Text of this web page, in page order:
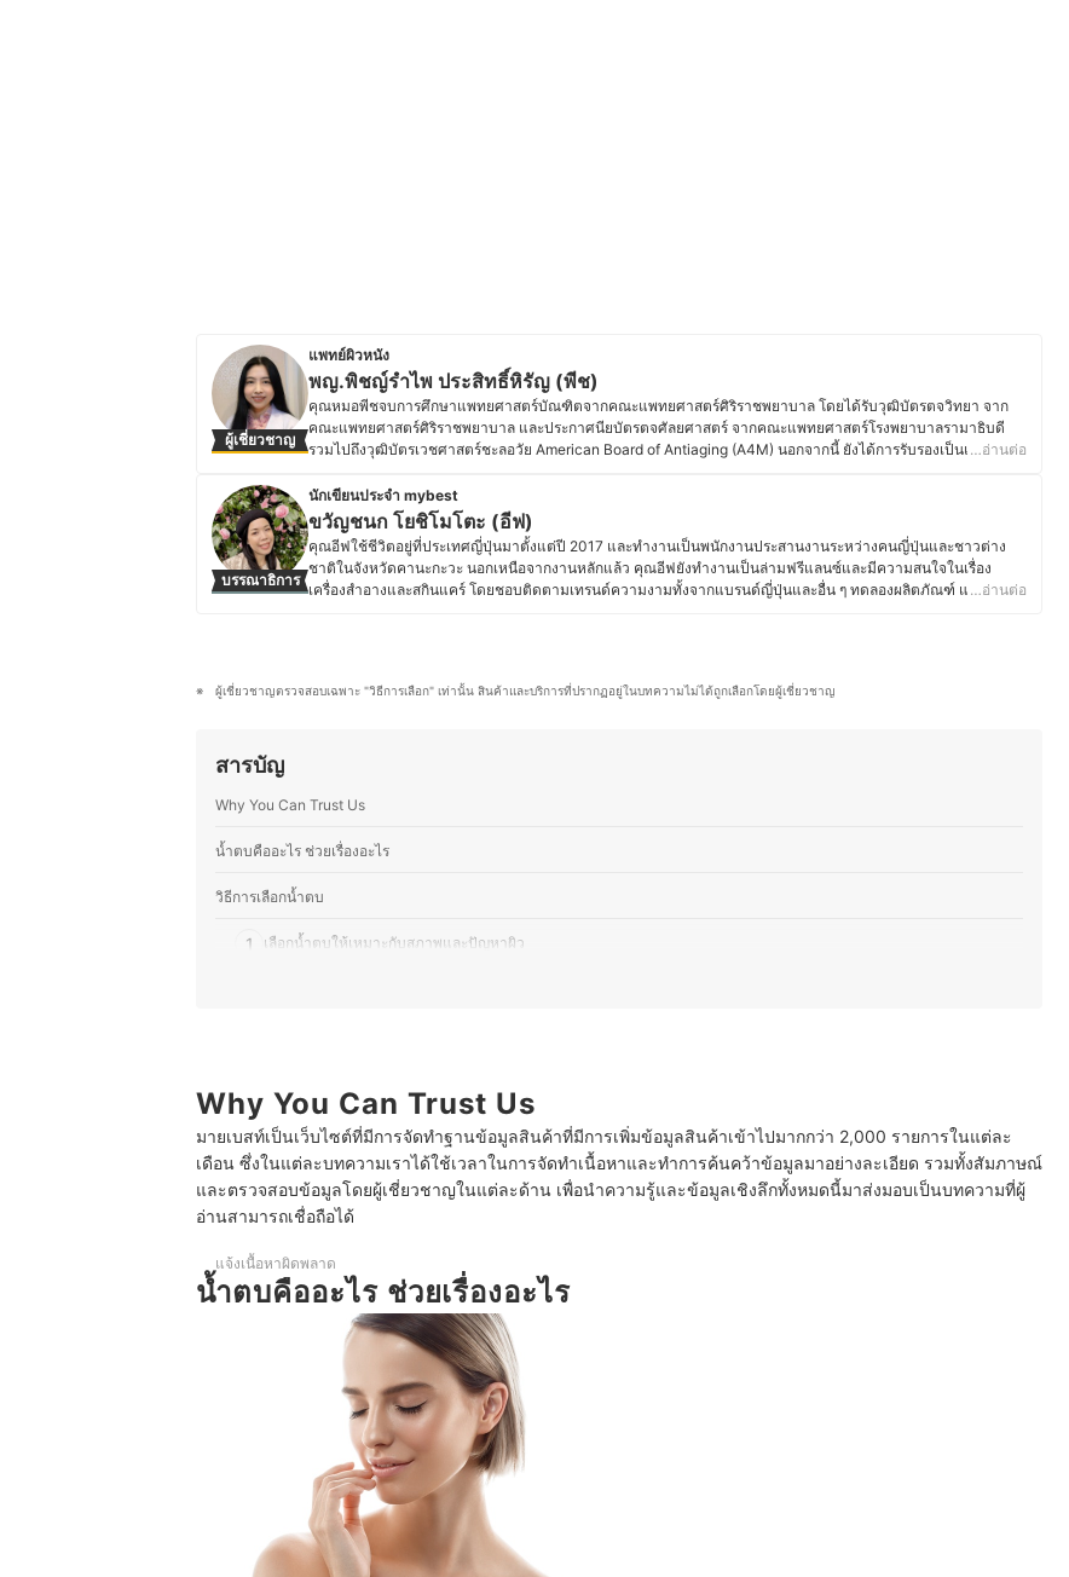
ผู้เชี่ยวชาญ
แพทย์ผิวหนัง
พญ.พิชญ์รำไพ ประสิทธิ์หิรัญ (พีช)
คุณหมอพีชจบการศึกษาแพทยศาสตร์บัณฑิตจากคณะแพทยศาสตร์ศิริราชพยาบาล โดยได้รับวุฒิบัตรตจวิทยา จาก
คณะแพทยศาสตร์ศิริราชพยาบาล และประกาศนียบัตรตจศัลยศาสตร์ จากคณะแพทยศาสตร์โรงพยาบาลรามาธิบดี
รวมไปถึงวุฒิบัตรเวชศาสตร์ชะลอวัย American Board of Antiaging (A4M) นอกจากนี้ ยังได้การรับรองเป็นแพทย์ผู้
และสารเติมเต็มต่าง ๆ ที่ผ่านการรับรองของ FDA อีกด้วย ปัจจุบันคุณหมอพีชทำงานในโรงพยาบาลรัฐบาลและเอกชน
โดยคอยให้คำปรึกษาทั้งโรคผิวหนัง การดูแลผิวพรรณ ออกแบบรูปหน้า ลดริ้วรอยและศาสตร์ชะลอวัย โดยส่วนตัวมี
ความสนใจด้านเทคโนโลยีเกี่ยวกับความงามและผลิตภัณฑ์เสริมความงามต่าง ๆ จึงยังคอยติดตามเสริมความรู้และ
วิทยาการในด้านนี้อยู่ตลอด
ประวัติของ พญ.พิชญ์รำไพ ประสิทธิ์หิรัญ (พีช)
…อ่านต่อ
บรรณาธิการ
นักเขียนประจำ mybest
ขวัญชนก โยชิโมโตะ (อีฟ)
คุณอีฟใช้ชีวิตอยู่ที่ประเทศญี่ปุ่นมาตั้งแต่ปี 2017 และทำงานเป็นพนักงานประสานงานระหว่างคนญี่ปุ่นและชาวต่าง
ชาติในจังหวัดคานะกะวะ นอกเหนือจากงานหลักแล้ว คุณอีฟยังทำงานเป็นล่ามฟรีแลนซ์และมีความสนใจในเรื่อง
เครื่องสำอางและสกินแคร์ โดยชอบติดตามเทรนด์ความงามทั้งจากแบรนด์ญี่ปุ่นและอื่น ๆ ทดลองผลิตภัณฑ์ และอ่าน
ชอบทดลองวัตถุดิบที่หาได้ในญี่ปุ่น และปรับรสชาติให้เข้ากับวัฒนธรรมการกินของที่นี่ อีกทั้งยังสนุกกับการแบ่งปันเรื่อง
…อ่านต่อ
ผู้เชี่ยวชาญตรวจสอบเฉพาะ "วิธีการเลือก" เท่านั้น สินค้าและบริการที่ปรากฏอยู่ในบทความไม่ได้ถูกเลือกโดยผู้เชี่ยวชาญ
สารบัญ
Why You Can Trust Us
น้ำตบคืออะไร ช่วยเรื่องอะไร
วิธีการเลือกน้ำตบ
1 เลือกน้ำตบให้เหมาะกับสภาพและปัญหาผิว
เคล็ดลับการใช้น้ำตบให้มีประสิทธิภาพสูงสุด
คำถามที่พบบ่อยเกี่ยวกับน้ำตบ
Why You Can Trust Us
มายเบสท์เป็นเว็บไซต์ที่มีการจัดทำฐานข้อมูลสินค้าที่มีการเพิ่มข้อมูลสินค้าเข้าไปมากกว่า 2,000 รายการในแต่ละ
เดือน ซึ่งในแต่ละบทความเราได้ใช้เวลาในการจัดทำเนื้อหาและทำการค้นคว้าข้อมูลมาอย่างละเอียด รวมทั้งสัมภาษณ์
และตรวจสอบข้อมูลโดยผู้เชี่ยวชาญในแต่ละด้าน เพื่อนำความรู้และข้อมูลเชิงลึกทั้งหมดนี้มาส่งมอบเป็นบทความที่ผู้
อ่านสามารถเชื่อถือได้
แจ้งเนื้อหาผิดพลาด
น้ำตบคืออะไร ช่วยเรื่องอะไร